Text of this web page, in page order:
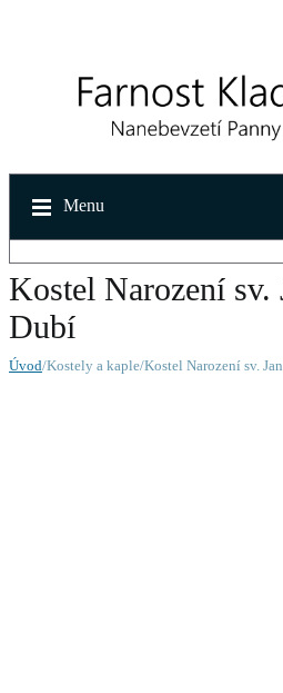
Menu
Kostel Narození sv.
Dubí
Úvod/Kostely a kaple/Kostel Narození sv.